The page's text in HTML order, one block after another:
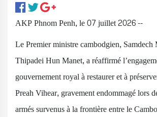
AKP Phnom Penh, le 07 juillet 2026 --
Le Premier ministre cambodgien,
Thipadei Hun Manet, a réaffirmé
gouvernement royal à restaurer et à
Preah Vihear, gravement endommagé lors
armés survenus à la frontière entre le